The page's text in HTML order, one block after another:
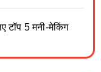
टॉप 5 मनी-मेकिंग